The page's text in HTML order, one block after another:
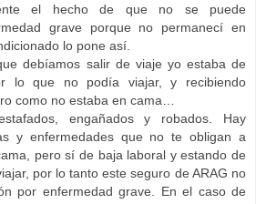
el hecho de que no se puede
grave porque no permanecí en
lo pone así.
debíamos salir de viaje yo estaba de
lo que no podía viajar, y recibiendo
como no estaba en cama…
engañados y robados. Hay
y enfermedades que no te obligan a
pero sí de baja laboral y estando de
por lo tanto este seguro de ARAG no
por enfermedad grave. En el caso de